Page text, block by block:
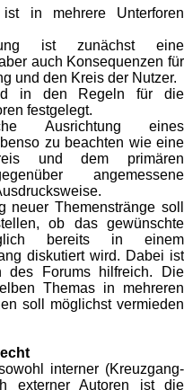
in mehrere Unterforen
ist zunächst eine
auch Konsequenzen für
und den Kreis der Nutzer.
in den Regeln für die
festgelegt.
Ausrichtung eines
zu beachten wie eine
und dem primären
angemessene
neuer Themenstränge soll
ob das gewünschte
bereits in einem
diskutiert wird. Dabei ist
des Forums hilfreich. Die
Themas in mehreren
soll möglichst vermieden
interner (Kreuzgang-
externer Autoren ist die